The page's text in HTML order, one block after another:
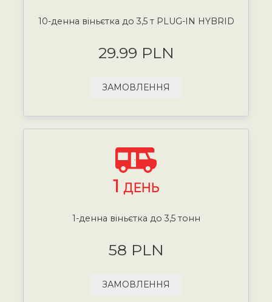
10-денна віньєтка до 3,5 т PLUG-IN HYBRID
29.99 PLN
ЗАМОВЛЕННЯ
1 ДЕНЬ
1-денна віньєтка до 3,5 тонн
58 PLN
ЗАМОВЛЕННЯ